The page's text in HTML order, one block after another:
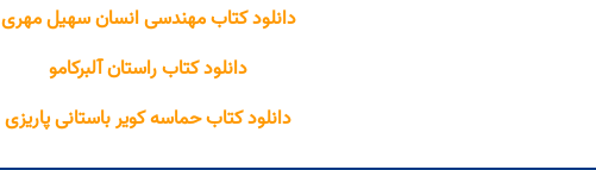
دانلود کتاب مهندسی انسان سهیل مهری
دانلود کتاب راستان آلبرکامو
دانلود کتاب حماسه کویر باستانی پاریزی